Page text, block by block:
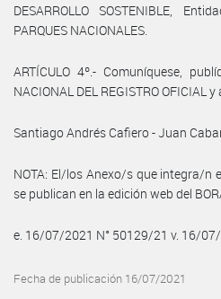
DESARROLLO SOSTENIBLE,
PARQUES NACIONALES.
ARTÍCULO 4º.- Comuníquese,
NACIONAL DEL REGISTRO OFICIAL y
Santiago Andrés Cafiero - Juan
NOTA: El/los Anexo/s que integra/n
se publican en la edición web del
e. 16/07/2021 N° 50129/21 v. 16/
Fecha de publicación 16/07/2021